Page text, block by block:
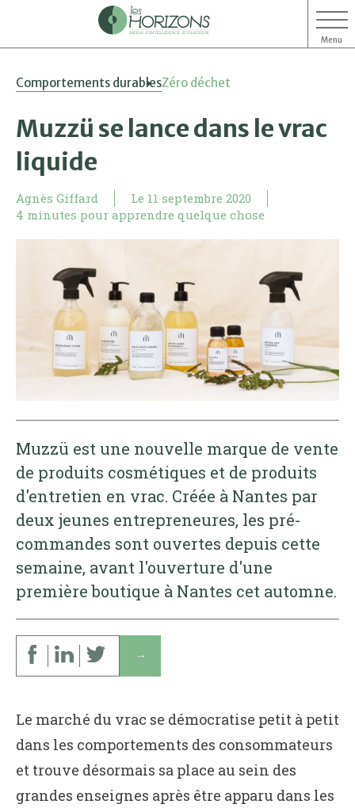
Menu
Comportements durablesZéro déchet
Muzzü se lance dans le vrac
liquide
Agnès Giffard Le 11 septembre 2020
4 minutes pour apprendre quelque chose
Muzzü est une nouvelle marque de vente
de produits cosmétiques et de produits
d'entretien en vrac. Créée à Nantes par
deux jeunes entrepreneures, les pré-
commandes sont ouvertes depuis cette
semaine, avant l'ouverture d'une
première boutique à Nantes cet automne.
↓
Le marché du vrac se démocratise petit à petit
dans les comportements des consommateurs
et trouve désormais sa place au sein des
grandes enseignes après être apparu dans les